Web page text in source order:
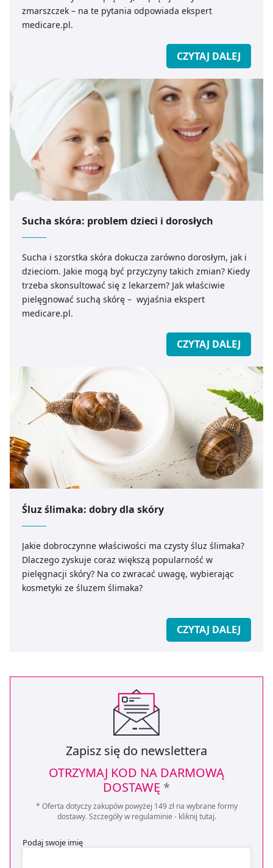
zmarszczek – na te pytania odpowiada ekspert
medicare.pl.
CZYTAJ DALEJ
Sucha skóra: problem dzieci i dorosłych
Sucha i szorstka skóra dokucza zarówno dorosłym, jak i
dzieciom. Jakie mogą być przyczyny takich zmian? Kiedy
trzeba skonsultować się z lekarzem? Jak właściwie
pielęgnować suchą skórę – wyjaśnia ekspert
medicare.pl.
CZYTAJ DALEJ
Śluz ślimaka: dobry dla skóry
Jakie dobroczynne właściwości ma czysty śluz ślimaka?
Dlaczego zyskuje coraz większą popularność w
pielęgnacji skóry? Na co zwracać uwagę, wybierając
kosmetyki ze śluzem ślimaka?
CZYTAJ DALEJ
Zapisz się do newslettera
OTRZYMAJ KOD NA DARMOWĄ
DOSTAWĘ *
* Oferta dotyczy zakupów powyżej 149 zł na wybrane formy
dostawy. Szczegóły w regulaminie - kliknij tutaj.
Podaj swoje imię